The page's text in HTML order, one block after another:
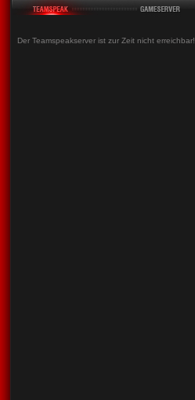
Der Teamspeakserver ist zur Zeit nicht erreichbar!